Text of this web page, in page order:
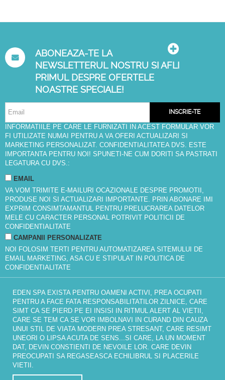
ABONEAZA-TE LA
NEWSLETTERUL NOSTRU SI AFLI
PRIMUL DESPRE OFERTELE
NOASTRE SPECIALE!
INSCRIE-TE
INFORMATIILE PE CARE LE FURNIZATI IN ACEST FORMULAR VOR
FI UTILIZATE NUMAI PENTRU A VA OFERI ACTUALIZARI SI
MARKETING PERSONALIZAT. CONFIDENTIALITATEA DVS. ESTE
IMPORTANTA PENTRU NOI! SPUNETI-NE CUM DORITI SA PASTRATI
LEGATURA CU DVS.:
EMAIL
VA VOM TRIMITE E-MAILURI OCAZIONALE DESPRE PROMOTII,
PRODUSE NOI SI ACTUALIZARI IMPORTANTE. PRIN ABONARE IMI
EXPRIM CONSIMTAMANTUL PENTRU PRELUCRAREA DATELOR
MELE CU CARACTER PERSONAL POTRIVIT POLITICII DE
CONFIDENTIALITATE
CAMPANII PERSONALIZATE
NOI FOLOSIM TERTI PENTRU AUTOMATIZAREA SITEMULUI DE
EMAIL MARKETING, ASA CU E STIPULAT IN POLITICA DE
CONFIDENTIALITATE
EDEN SPA EXISTA PENTRU OAMENI ACTIVI, PREA OCUPATI
PENTRU A FACE FATA RESPONSABILITATILOR ZILNICE, CARE
SIMT CA SE PIERD PE EI INSISI IN RITMUL ALERT AL VIETII,
CARE SE TEM CA SE VOR IMBOLNAVI IN CURAND DIN CAUZA
UNUI STIL DE VIATA MODERN PREA STRESANT, CARE RESIMT
UNEORI O LIPSA ACUTA DE SENS...SI CARE, LA UN MOMENT
DAT, DEVIN CONSTIENTI DE NEVOILE LOR. CARE DEVIN
PREOCUPATI SA REGASEASCA ECHILIBRUL SI PLACERILE
VIETII.